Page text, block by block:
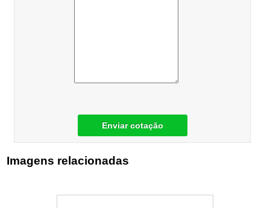
Enviar cotação
Imagens relacionadas